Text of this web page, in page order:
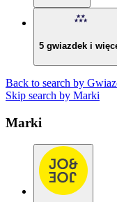
5 gwiazdek i
Back to search by
Skip search by Marki
Marki